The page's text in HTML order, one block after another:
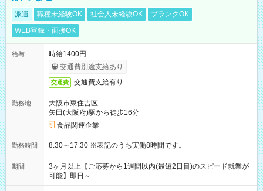
派遣 職種未経験OK 社会人未経験OK
ブランクOK
WEB登録・面接OK
給与
時給1400円
交通費別途支給あり
交通費 交通費支給有り
勤務地
大阪市東住吉区
矢田(大阪府)駅から徒歩16分
食品関連企業
勤務時間 8:30～17:30 ※表記のうち実働8時間です。
期間
3ヶ月以上【ご応募から1週間以内(最短2日目)のスピード就業が
可能】即日～